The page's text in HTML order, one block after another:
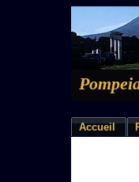
Accueil